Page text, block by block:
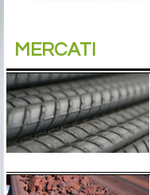
MERCATI